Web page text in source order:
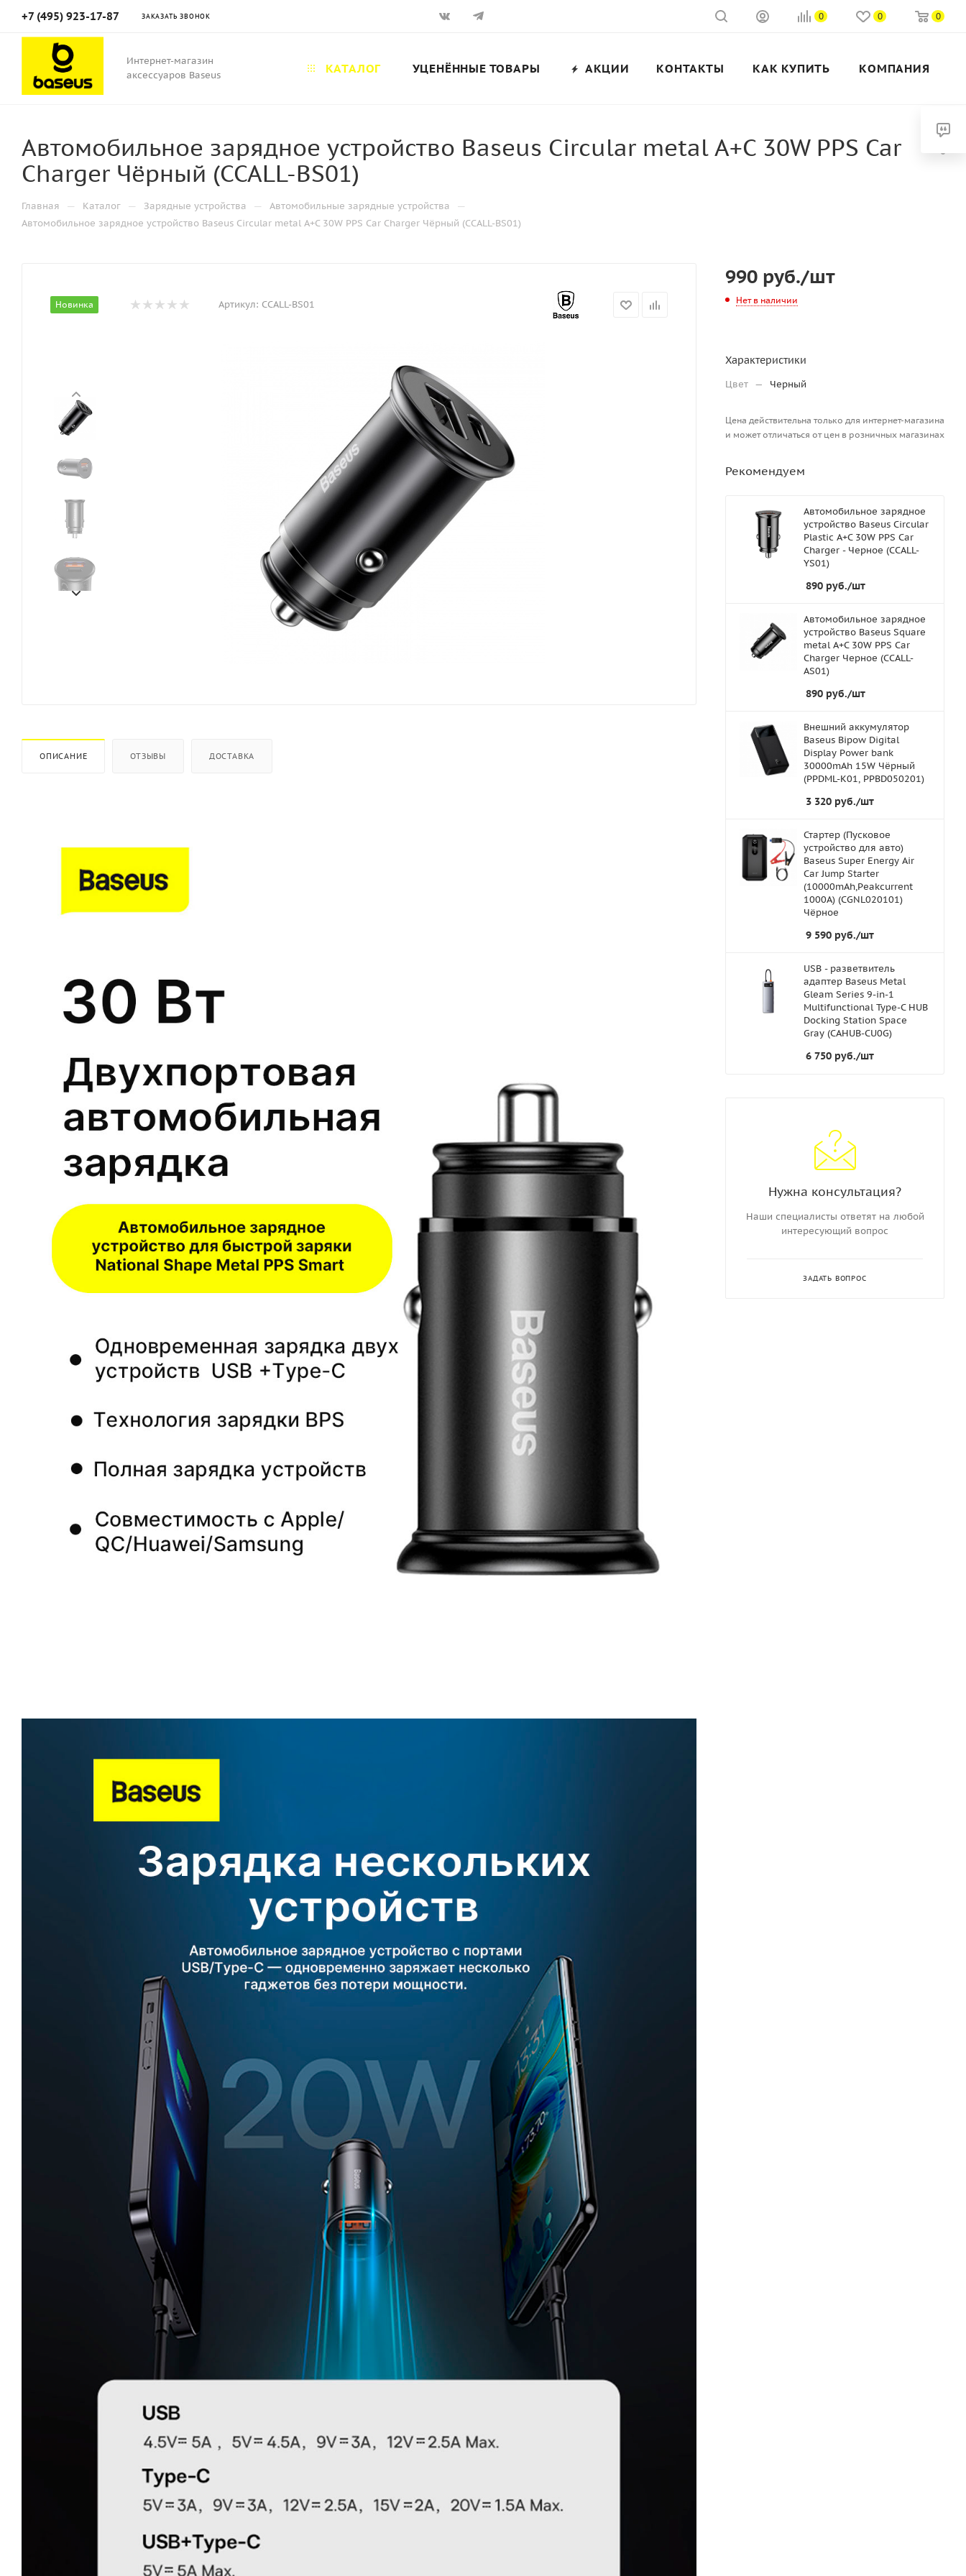
+7 (495) 923-17-87 ЗАКАЗАТЬ ЗВОНОК 0 0 0
Интернет-магазин
аксессуаров Baseus
КАТАЛОГ УЦЕНЁННЫЕ ТОВАРЫ АКЦИИ КОНТАКТЫ КАК КУПИТЬ КОМПАНИЯ
Автомобильное зарядное устройство Baseus Circular metal A+C 30W PPS Car
Charger Чёрный (CCALL-BS01)
Главная — Каталог — Зарядные устройства — Автомобильные зарядные устройства —
Автомобильное зарядное устройство Baseus Circular metal A+C 30W PPS Car Charger Чёрный (CCALL-BS01)
Новинка Артикул: CCALL-BS01
ОПИСАНИЕ ОТЗЫВЫ ДОСТАВКА
990 руб./шт
Нет в наличии
Характеристики
Цвет — Черный
Цена действительна только для интернет-магазина
и может отличаться от цен в розничных магазинах
Рекомендуем
Автомобильное зарядное
устройство Baseus Circular
Plastic A+C 30W PPS Car
Charger - Черное (CCALL-
YS01)
890 руб./шт
Автомобильное зарядное
устройство Baseus Square
metal A+C 30W PPS Car
Charger Черное (CCALL-
AS01)
890 руб./шт
Внешний аккумулятор
Baseus Bipow Digital
Display Power bank
30000mAh 15W Чёрный
(PPDML-K01, PPBD050201)
3 320 руб./шт
Стартер (Пусковое
устройство для авто)
Baseus Super Energy Air
Car Jump Starter
(10000mAh,Peakcurrent
1000A) (CGNL020101)
Чёрное
9 590 руб./шт
USB - разветвитель
адаптер Baseus Metal
Gleam Series 9-in-1
Multifunctional Type-C HUB
Docking Station Space
Gray (CAHUB-CU0G)
6 750 руб./шт
Нужна консультация?
Наши специалисты ответят на любой
интересующий вопрос
ЗАДАТЬ ВОПРОС